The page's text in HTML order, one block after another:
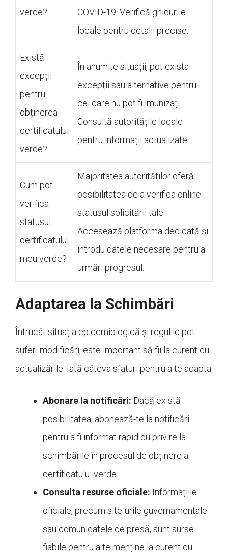
verde?
COVID-19. Verifică ghidurile
locale pentru detalii precise.
Există
excepții
pentru
obținerea
certificatului
verde?
În anumite situații, pot exista
excepții sau alternative pentru
cei care nu pot fi imunizați.
Consultă autoritățile locale
pentru informații actualizate.
Cum pot
verifica
statusul
certificatului
meu verde?
Majoritatea autorităților oferă
posibilitatea de a verifica online
statusul solicitării tale.
Accesează platforma dedicată și
introdu datele necesare pentru a
urmări progresul.
Adaptarea la Schimbări
Întrucât situația epidemiologică și regulile pot
suferi modificări, este important să fii la curent cu
actualizările. Iată câteva sfaturi pentru a te adapta:
Abonare la notificări: Dacă există
posibilitatea, abonează-te la notificări
pentru a fi informat rapid cu privire la
schimbările în procesul de obținere a
certificatului verde.
Consulta resurse oficiale: Informațiile
oficiale, precum site-urile guvernamentale
sau comunicatele de presă, sunt surse
fiabile pentru a te menține la curent cu